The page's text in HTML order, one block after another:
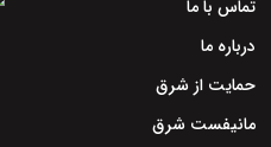
تماس با ما
درباره ما
حمایت از شرق
مانیفست شرق